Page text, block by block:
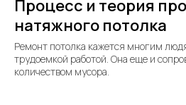
Процесс и теория
натяжного потолка
Ремонт потолка кажется многим
трудоемкой работой. Она еще и
количеством мусора.